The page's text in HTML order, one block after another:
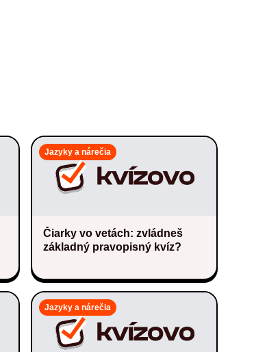
Jazyky a nárečia
Čiarky vo vetách: zvládneš
základný pravopisný kvíz?
Jazyky a nárečia